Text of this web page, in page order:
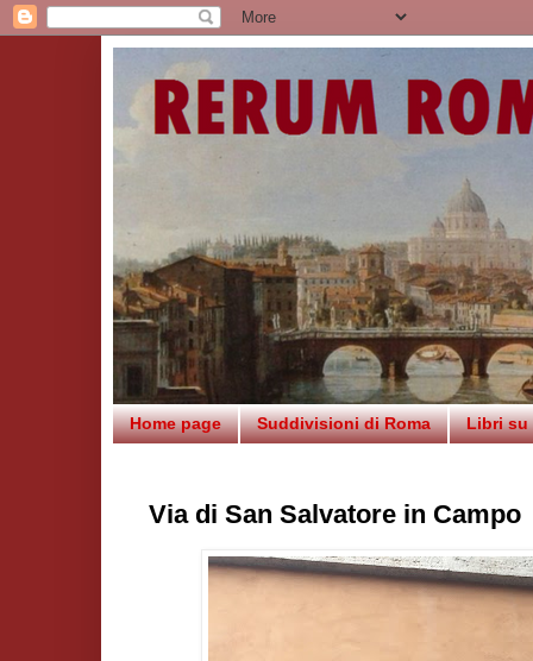
Home page Suddivisioni di Roma Libri su
Via di San Salvatore in Campo